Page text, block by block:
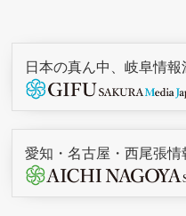
日本の真ん中、岐阜情報
愛知・名古屋・西尾張情